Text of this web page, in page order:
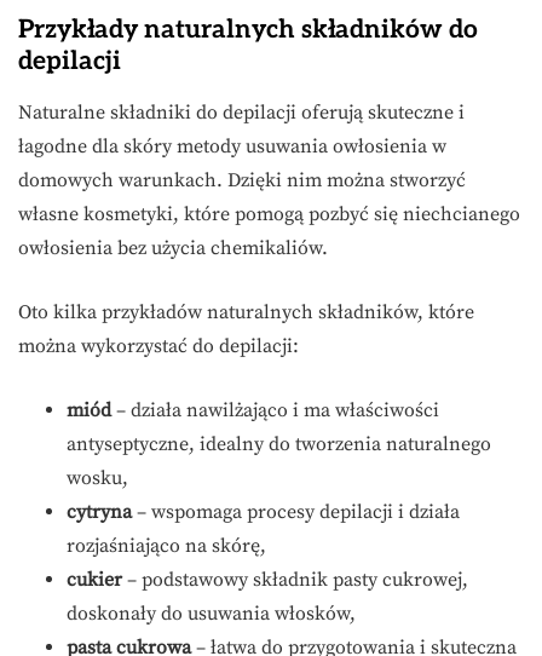
Przykłady naturalnych składników do
depilacji
Naturalne składniki do depilacji oferują skuteczne i
łagodne dla skóry metody usuwania owłosienia w
domowych warunkach. Dzięki nim można stworzyć
własne kosmetyki, które pomogą pozbyć się niechcianego
owłosienia bez użycia chemikaliów.
Oto kilka przykładów naturalnych składników, które
można wykorzystać do depilacji:
miód– działa nawilżająco i ma właściwości
antyseptyczne, idealny do tworzenia naturalnego
wosku,
cytryna– wspomaga procesy depilacji i działa
rozjaśniająco na skórę,
cukier– podstawowy składnik pasty cukrowej,
doskonały do usuwania włosków,
pasta cukrowa– łatwa do przygotowania i skuteczna